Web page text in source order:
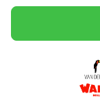
Met hoge korting
Skiën met korting
skihallen en
Schaatsen in
Holiday on Ice
Social Deal